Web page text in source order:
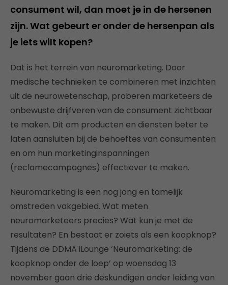
consument wil, dan moet je in de hersenen
zijn. Wat gebeurt er onder de hersenpan als
je iets wilt kopen?
Dat is het terrein van neuromarketing. Door
medische technieken te combineren met inzichten
uit de neurowetenschap, proberen marketeers de
onbewuste drijfveren van de consument zichtbaar
te maken. Dit om producten en diensten beter te
laten aansluiten bij de behoeftes van consumenten
en om hun marketinginspanningen
(reclamecampagnes) effectiever te maken.
Neuromarketing is een nog jong en tamelijk
omstreden vakgebied. Wat meten
neuromarketeers precies? Wat kun je met de
resultaten? En bestaat er zoiets als een koopknop?
Tijdens de DDMA iLounge ‘Neuromarketing: de
koopknop onder de loep’ op woensdag 13
november gaan drie deskundigen onder leiding van